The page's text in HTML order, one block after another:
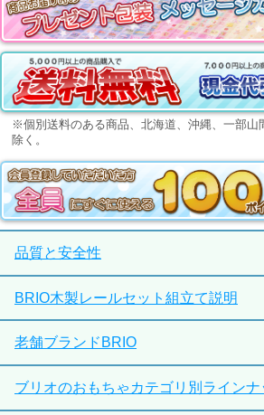
※個別送料のある商品、北海道、沖縄、一部山
除く。
品質と安全性
BRIO木製レールセット組立て説明
老舗ブランドBRIO
ブリオのおもちゃカテゴリ別ラインナ